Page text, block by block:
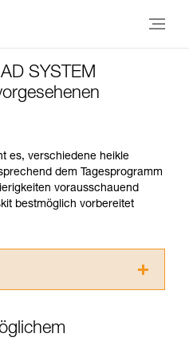
SYSTEM
es, verschiedene heikle
dem Tagesprogramm
vorausschauend
bestmöglich vorbereitet
Sie diesen zu Rate